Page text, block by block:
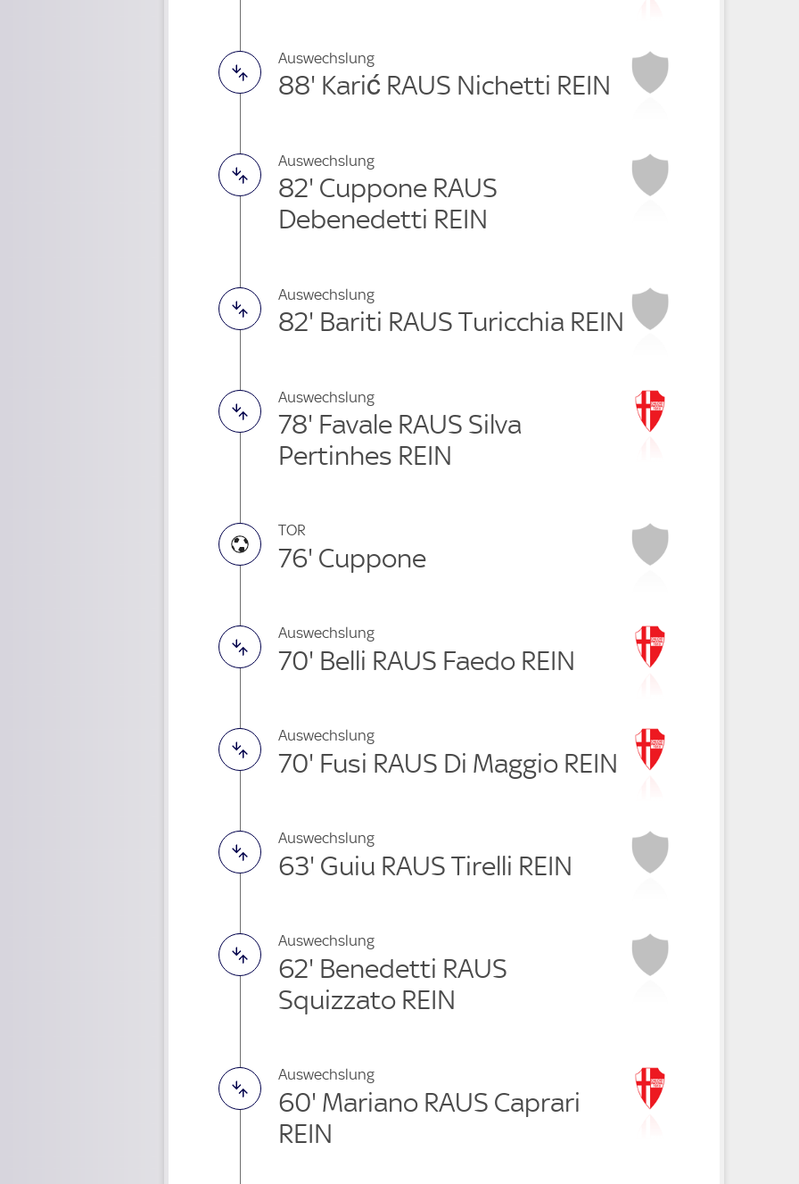
Auswechslung
88' Karić RAUS Nichetti REIN
Auswechslung
82' Cuppone RAUS
Debenedetti REIN
Auswechslung
82' Bariti RAUS Turicchia REIN
Auswechslung
78' Favale RAUS Silva
Pertinhes REIN
TOR
76' Cuppone
Auswechslung
70' Belli RAUS Faedo REIN
Auswechslung
70' Fusi RAUS Di Maggio REIN
Auswechslung
63' Guiu RAUS Tirelli REIN
Auswechslung
62' Benedetti RAUS
Squizzato REIN
Auswechslung
60' Mariano RAUS Caprari
REIN